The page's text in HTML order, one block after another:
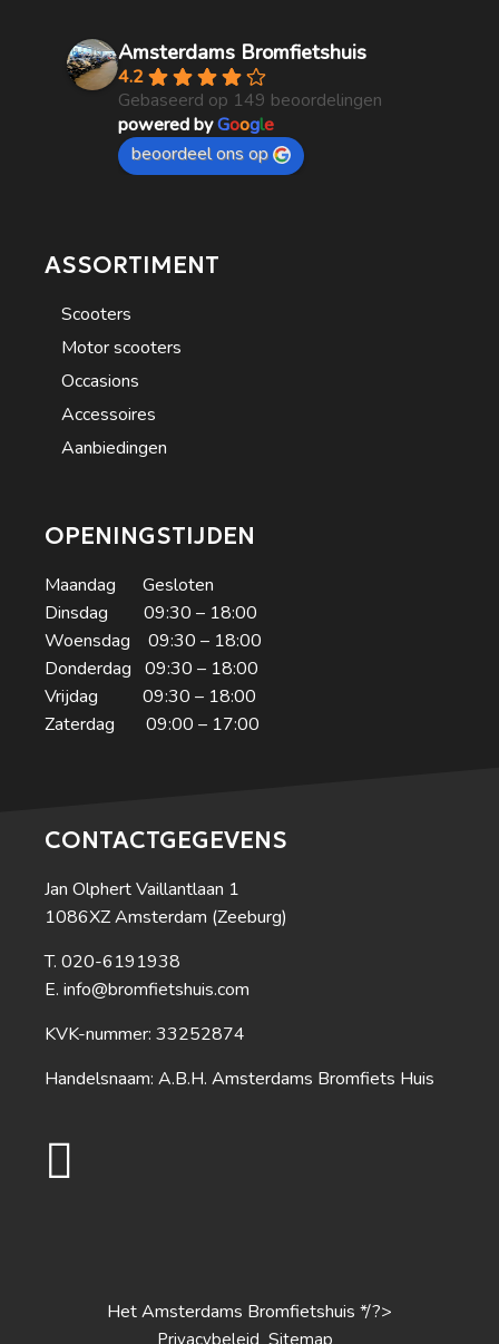
Amsterdams Bromfietshuis
4.2
Gebaseerd op 149 beoordelingen
powered byGoogle
beoordeel ons op
ASSORTIMENT
Scooters
Motor scooters
Occasions
Accessoires
Aanbiedingen
OPENINGSTIJDEN
Maandag Gesloten
Dinsdag 09:30 – 18:00
Woensdag 09:30 – 18:00
Donderdag 09:30 – 18:00
Vrijdag 09:30 – 18:00
Zaterdag 09:00 – 17:00
CONTACTGEGEVENS
Jan Olphert Vaillantlaan 1
1086XZ Amsterdam (Zeeburg)
020-6191938
info@bromfietshuis.com
KVK-nummer: 33252874
Handelsnaam: A.B.H. Amsterdams Bromfiets Huis
Het Amsterdams Bromfietshuis */?>
Privacybeleid itemap